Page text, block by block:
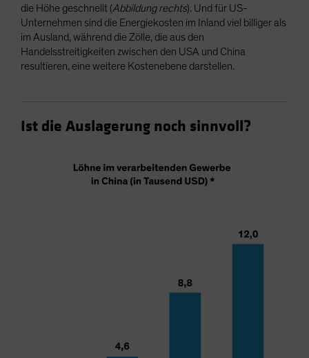
die Höhe geschnellt (Abbildung rechts). Und für US-
Unternehmen sind die Energiekosten im Inland viel billiger als
im Ausland, während die Zölle, die aus den
Handelsstreitigkeiten zwischen den USA und China
resultieren, eine weitere Kostenebene darstellen.
Ist die Auslagerung noch sinnvoll?